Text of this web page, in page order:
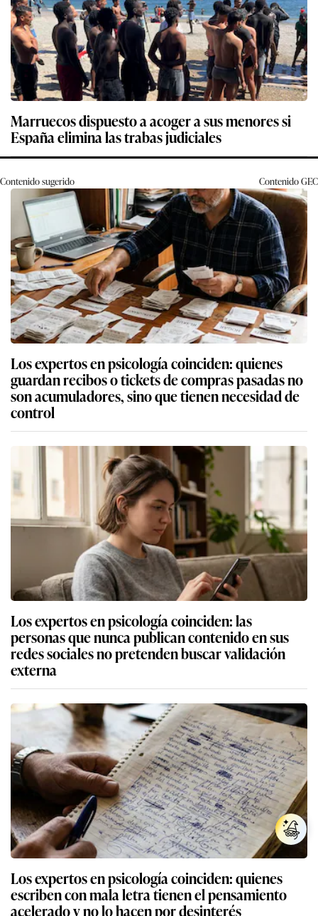
Marruecos dispuesto a acoger a sus menores si
España elimina las trabas judiciales
Contenido sugerido ContenidoGEC
Los expertos en psicología coinciden: quienes
guardan recibos o tickets de compras pasadas no
son acumuladores, sino que tienen necesidad de
control
Los expertos en psicología coinciden: las
personas que nunca publican contenido en sus
redes sociales no pretenden buscar validación
externa
Los expertos en psicología coinciden: quienes
escriben con mala letra tienen el pensamiento
acelerado y no lo hacen por desinterés